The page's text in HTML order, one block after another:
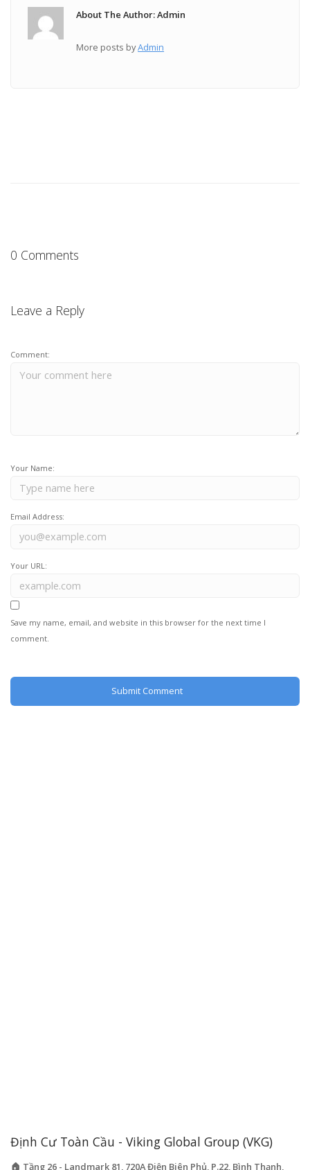
About The Author: Admin
More posts byAdmin
0 Comments
Leave a Reply
Comment:
Your Name:
Email Address:
Your URL:
Save my name, email, and website in this browser for the next time I
comment.
Định Cư Toàn Cầu - Viking Global Group (VKG)
🏠 Tầng 26 - Landmark 81, 720A Điện Biên Phủ, P.22, Bình Thạnh,